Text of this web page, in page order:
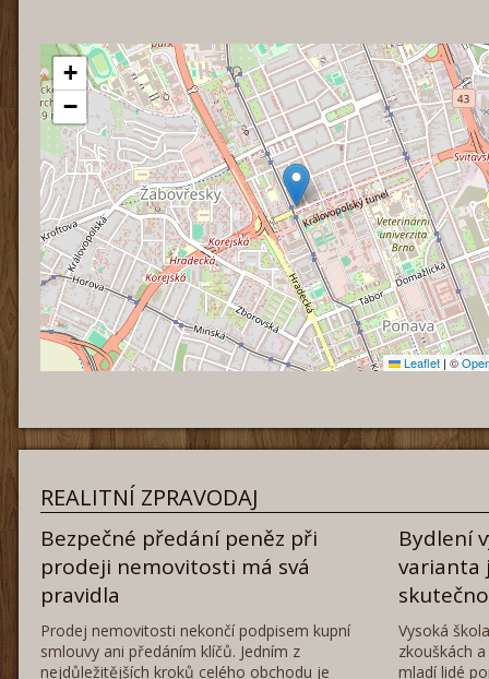
+
−
Leaflet | ©
REALITNÍ ZPRAVODAJ
Bezpečné předání peněz při
prodeji nemovitosti má svá
pravidla
Prodej nemovitosti nekončí podpisem kupní
smlouvy ani předáním klíčů. Jedním z
nejdůležitějších kroků celého obchodu je
Bydlení
varianta
Vysoká
zkouškách
mladí lidé